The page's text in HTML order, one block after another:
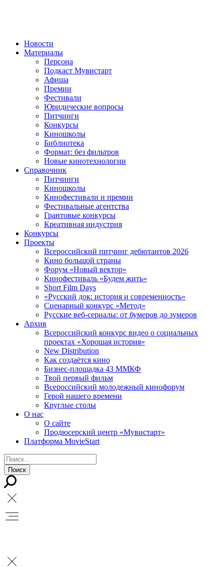
Новости
Материалы
Персона
Подкаст Мувистарт
Афиша
Премии
Фестивали
Юридические вопросы
Питчинги
Конкурсы
Киношколы
Библиотека
Формат: без фильтров
Новые кинотехнологии
Справочник
Питчинги
Киношколы
Кинофестивали и премии
Фестивальные агентства
Грантовые конкурсы
Креативная индустрия
Конкурсы
Проекты
Всероссийский питчинг дебютантов 2026
Кино большой страны
Форум «Новый вектор»
Кинофестиваль «Будем жить»
Short Film Days
«Русский док: история и современность»
Сценарный конкурс «Метод»
Русские веб-сериалы: от бумеров до зумеров
Архив
Всероссийский конкурс видео о социальных
проектах «Хорошая история»
New Distribution
Как создаётся кино
Бизнес-площадка 43 ММКФ
Твой первый фильм
Всероссийский молодежный кинофорум
Герой нашего времени
Круглые столы
О нас
О сайте
Продюсерский центр «Мувистарт»
Платформа MovieStart